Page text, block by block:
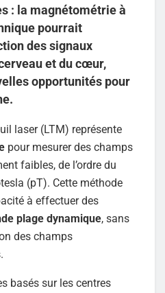
: la magnétométrie à
pourrait
des signaux
et du cœur,
opportunités pour
laser (LTM) représente
pour mesurer des champs
faibles, de l’ordre du
(pT). Cette méthode
à effectuer des
plage dynamique, sans
des champs
basés sur les centres